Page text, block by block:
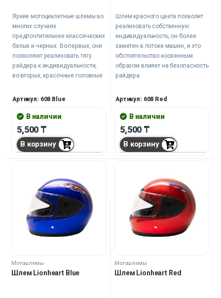
Яркие мотоциклетные шлемы во
многих случаях
предпочтительнее классических
белых и черных. Во-первых, они
позволяют реализовать тягу
райдера к индивидуальности,
во-вторых, красочные головные
внимание всех участников
дорожного движения, делают
водителя мототранспорта
заметнее на дороге, и это
обстоятельство можно отнести к
пассивной безопасности.
Артикул: 608 Blue
В наличии
5,500 ₸
В корзину
Шлем красного цвета позволит
реализовать собственную
индивидуальность, он более
заметен в потоке машин, и это
обстоятельство косвенным
образом влияет на безопасность
райдера.
обеспечивает широкий угол
обзора и предохраняет лицо от
впередиидущих машин камней,
крылатых насекомых и
раздражающего глаза ветра.
возможность находиться в
головном уборе довольно
продолжительное время, не
испытывая дискомфорт, что
высоко ценится в курьерской
среде. При необходимости ее
можно быстро и беспроблемно
Артикул: 608 Red
В наличии
5,500 ₸
В корзину
Мотошлемы
Шлем Lionheart Blue
Мотошлемы
Шлем Lionheart Red